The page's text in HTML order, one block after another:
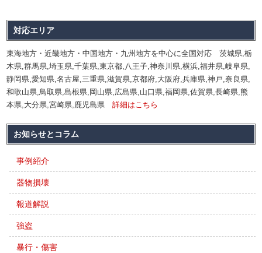
対応エリア
東海地方・近畿地方・中国地方・九州地方を中心に全国対応 茨城県,栃
木県,群馬県,埼玉県,千葉県,東京都,八王子,神奈川県,横浜,福井県,岐阜県,
静岡県,愛知県,名古屋,三重県,滋賀県,京都府,大阪府,兵庫県,神戸,奈良県,
和歌山県,鳥取県,島根県,岡山県,広島県,山口県,福岡県,佐賀県,長崎県,熊
本県,大分県,宮崎県,鹿児島県詳細はこちら
お知らせとコラム
事例紹介
器物損壊
報道解説
強盗
暴行・傷害